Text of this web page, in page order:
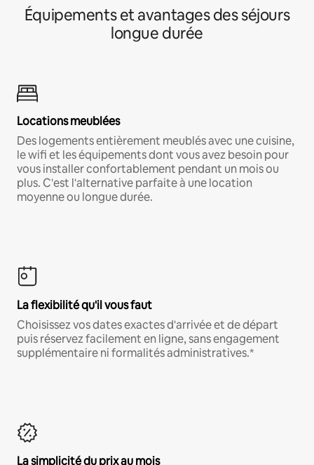
Équipements et avantages des séjours
longue durée
Locations meublées
Des logements entièrement meublés avec une cuisine,
le wifi et les équipements dont vous avez besoin pour
vous installer confortablement pendant un mois ou
plus. C'est l'alternative parfaite à une location
moyenne ou longue durée.
La flexibilité qu'il vous faut
Choisissez vos dates exactes d'arrivée et de départ
puis réservez facilement en ligne, sans engagement
supplémentaire ni formalités administratives.*
La simplicité du prix au mois